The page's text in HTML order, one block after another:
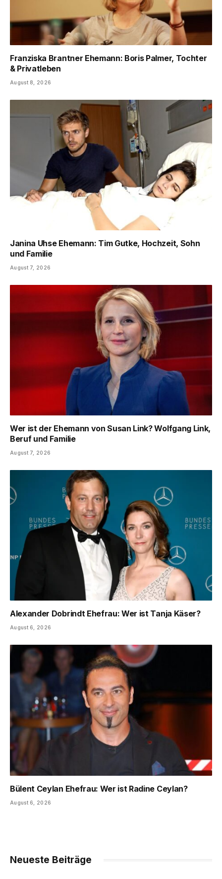
Franziska Brantner Ehemann: Boris Palmer, Tochter
& Privatleben
August 8, 2026
Janina Uhse Ehemann: Tim Gutke, Hochzeit, Sohn
und Familie
August 7, 2026
Wer ist der Ehemann von Susan Link? Wolfgang Link,
Beruf und Familie
August 7, 2026
Alexander Dobrindt Ehefrau: Wer ist Tanja Käser?
August 6, 2026
Bülent Ceylan Ehefrau: Wer ist Radine Ceylan?
August 6, 2026
Neueste Beiträge